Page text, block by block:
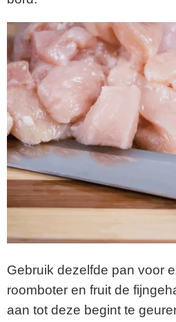
Gebruik dezelfde pan voor
roomboter en fruit de
aan tot deze begint te